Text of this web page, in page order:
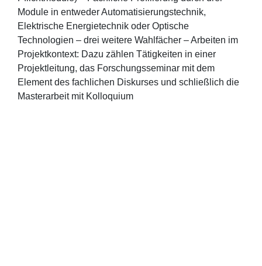
Module in entweder Automatisierungstechnik,
Elektrische Energietechnik oder Optische
Technologien – drei weitere Wahlfächer – Arbeiten im
Projektkontext: Dazu zählen Tätigkeiten in einer
Projektleitung, das Forschungsseminar mit dem
Element des fachlichen Diskurses und schließlich die
Masterarbeit mit Kolloquium